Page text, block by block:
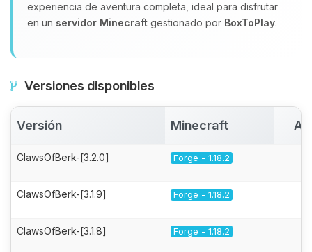
experiencia de aventura completa, ideal para disfrutar
en un servidor Minecraft gestionado por BoxToPlay.
Versiones disponibles
Versión Minecraft
ClawsOfBerk-[3.2.0] Forge - 1.18.2
ClawsOfBerk-[3.1.9] Forge - 1.18.2
ClawsOfBerk-[3.1.8] Forge - 1.18.2